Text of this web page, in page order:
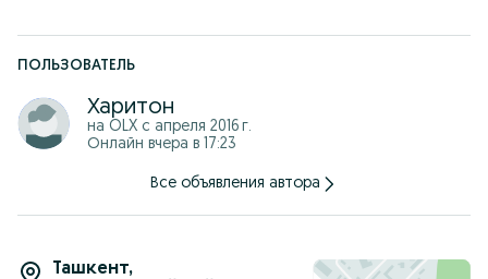
ПОЛЬЗОВАТЕЛЬ
Харитон
на OLX с апреля 2016 г.
Онлайн вчера в 17:23
Все объявления автора
Ташкент,